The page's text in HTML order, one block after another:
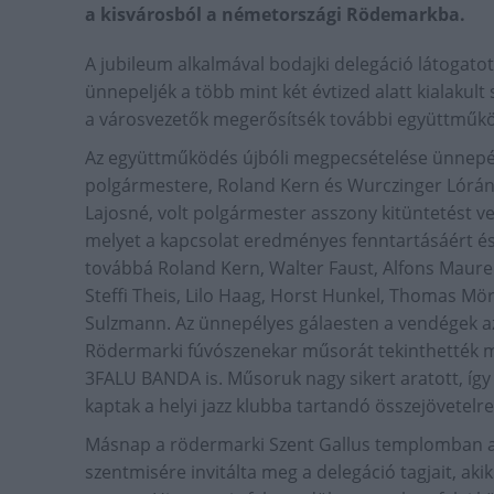
a kisvárosból a németországi Rödemarkba.
A jubileum alkalmával bodajki delegáció
ünnepeljék a több mint két évtized alatt
a városvezetők megerősítsék további
Az együttműködés újbóli megpecsételése
polgármestere, Roland Kern és Wurczinger
Lajosné, volt polgármester asszony kitüntetést
melyet a kapcsolat eredményes fenntartásáért
továbbá Roland Kern, Walter Faust, Alfons
Steffi Theis, Lilo Haag, Horst Hunkel, Thomas
Sulzmann. Az ünnepélyes gálaesten a vendégek
Rödermarki fúvószenekar műsorát tekinthették
3FALU BANDA is. Műsoruk nagy sikert aratott,
kaptak a helyi jazz klubba tartandó
Másnap a rödermarki Szent Gallus templomban
szentmisére invitálta meg a delegáció tagjait,